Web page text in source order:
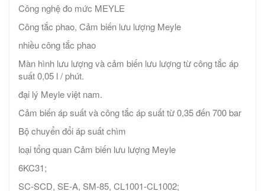
Công nghệ đo mức MEYLE
Công tắc phao, Cảm biến lưu lượng Meyle
nhiều công tắc phao
Màn hình lưu lượng và cảm biến lưu lượng từ công tắc áp
suất 0,05 l / phút.
đại lý Meyle việt nam.
Cảm biến áp suất và công tắc áp suất từ ​​0,35 đến 700 bar
Bộ chuyển đổi áp suất chìm
loại tổng quan Cảm biến lưu lượng Meyle
6KC31;
SC-SCD, SE-A, SM-85, CL1001-CL1002;